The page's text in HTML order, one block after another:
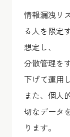
情報漏洩リ
る人を限定
想定し、
分散管理を
下げて運用
また、個人
切なデータ
ります。